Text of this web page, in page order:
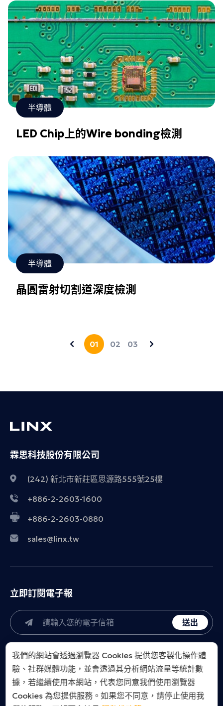
半導體
LED Chip上的Wire bonding檢測
半導體
晶圓雷射切割道深度檢測
01 02 03
霖思科技股份有限公司
(242) 新北市新莊區思源路555號25樓
+886-2-2603-1600
+886-2-2603-0880
sales@linx.tw
立即訂閱電子報
送出
LINX Taiwan Co., Ltd.. All Right Reserved.
我們的網站會透過瀏覽器 Cookies 提供您客製化操作體
驗、社群媒體功能，並會透過其分析網站流量等統計數
據，若繼續使用本網站，代表您同意我們使用瀏覽器
Cookies 為您提供服務。如果您不同意，請停止使用我